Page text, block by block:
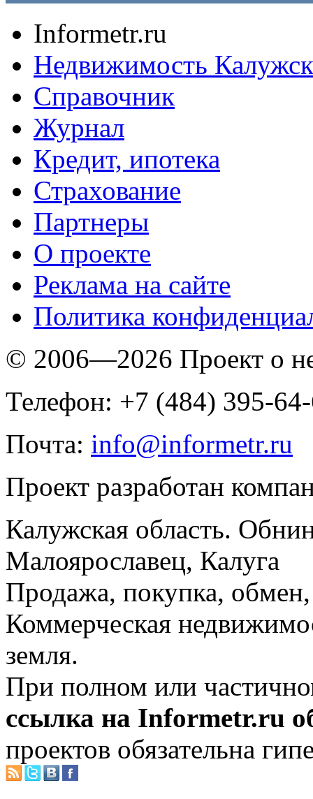
Informetr.ru
Недвижимость
Справочник
Журнал
Кредит, ипотека
Страхование
Партнеры
O проекте
Реклама на сайте
Политика
© 2006—2026 Проект о
Телефон: +7 (484) 395-
Почта: info@informetr.ru
Проект разработан
Калужская область.
Малоярославец, Калуга
Продажа, покупка, обмен,
Коммерческая
земля.
При полном или
ссылка на Informetr.ru
проектов обязательна